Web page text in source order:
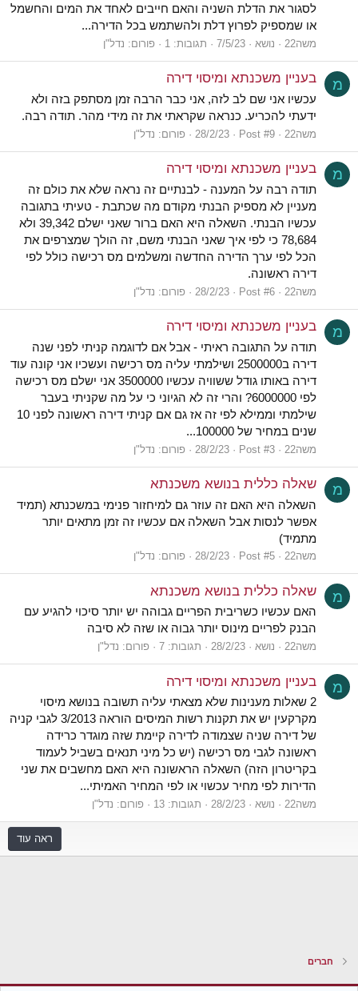
לסגור את הדלת השניה והאם חייבים לאחד את המים והחשמל
או שמספיק לפרוץ דלת ולהשתמש בכל הדירה...
משה22 נושא 7/5/23 תגובות: 1 פורום: נדל"ן
מ בעניין משכנתא ומיסוי דירה
עכשיו אני שם לב לזה, אני כבר הרבה זמן מסתפק בזה ולא
ידעתי להכריע. כנראה שקראתי את זה מידי מהר. תודה רבה.
משה22 Post #9
28/2/23 פורום: נדל"ן
מ בעניין משכנתא ומיסוי דירה
תודה רבה על המענה - לבנתיים זה נראה שלא את כולם זה
מעניין לא מספיק הבנתי מקודם מה שכתבת - טעיתי בתגובה
עכשיו הבנתי. השאלה היא האם ברור שאני ישלם 39,342 ולא
78,684 כי לפי איך שאני הבנתי משם, זה הולך שמצרפים את
הכל לפי ערך הדירה החדשה ומשלמים מס רכישה כולל לפי
דירה ראשונה.
משה22 Post #6
28/2/23 פורום: נדל"ן
מ בעניין משכנתא ומיסוי דירה
תודה על התגובה ראיתי - אבל אם לדוגמה קניתי לפני שנה
דירה ב2500000 ושילמתי עליה מס רכישה ועשכיו אני קונה עוד
דירה באותו גודל ששוויה עכשיו 3500000 אני ישלם מס רכישה
לפי 6000000? והרי זה לא הגיוני כי על מה שקניתי בעבר
שילמתי וממילא לפי זה אז גם אם קניתי דירה ראשונה לפני 10
שנים במחיר של 100000...
משה22 Post #3
28/2/23 פורום: נדל"ן
מ שאלה כללית בנושא משכנתא
השאלה היא האם זה עוזר גם למיחזור פנימי במשכנתא (תמיד
אפשר לנסות אבל השאלה אם עכשיו זה זמן מתאים יותר
מתמיד)
משה22 Post #5
28/2/23 פורום: נדל"ן
מ שאלה כללית בנושא משכנתא
האם עכשיו כשריבית הפריים גבוהה יש יותר סיכוי להגיע עם
הבנק לפריים מינוס יותר גבוה או שזה לא סיבה
משה22 נושא 28/2/23 תגובות: 7 פורום: נדל"ן
מ בעניין משכנתא ומיסוי דירה
2 שאלות מענינות שלא מצאתי עליה תשובה בנושא מיסוי
מקרקעין יש את תקנות רשות המיסים הוראה 3/2013 לגבי קניה
של דירה שניה שצמודה לדירה קיימת שזה מוגדר כרידה
ראשונה לגבי מס רכישה (יש כל מיני תנאים בשביל לעמוד
בקריטרון הזה) השאלה הראשונה היא האם מחשבים את שני
הדירות לפי מחיר עכשוי או לפי המחיר האמיתי...
משה22 נושא 28/2/23 תגובות: 13 פורום: נדל"ן
ראה עוד
חברים